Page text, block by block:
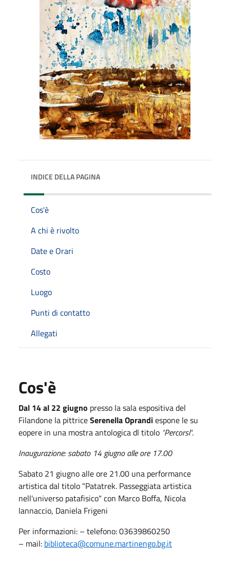
INDICE DELLA PAGINA
Cos'è
A chi è rivolto
Date e Orari
Costo
Luogo
Punti di contatto
Allegati
Cos'è
Dal 14 al 22 giugno presso la sala espositiva del
Filandone la pittriceSerenella Oprandiespone le su
eopere in una mostra antologica dl titolo "Percorsi".
Inaugurazione: sabato 14 giugno alle ore 17.00
Sabato 21 giugno alle ore 21.00 una performance
artistica dal titolo "Patatrek. Passeggiata artistica
nell'universo patafisico" con Marco Boffa, Nicola
Iannaccio, Daniela Frigeni
Per informazioni: – telefono: 03639860250
– mail: biblioteca@comune.martinengo.bg.it